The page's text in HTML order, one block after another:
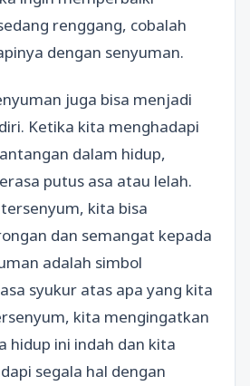
renggang, cobalah
dengan senyuman.
juga bisa menjadi
Ketika kita menghadapi
dalam hidup,
putus asa atau lelah.
kita bisa
dan semangat kepada
adalah simbol
syukur atas apa yang kita
kita mengingatkan
hidup ini indah dan kita
segala hal dengan